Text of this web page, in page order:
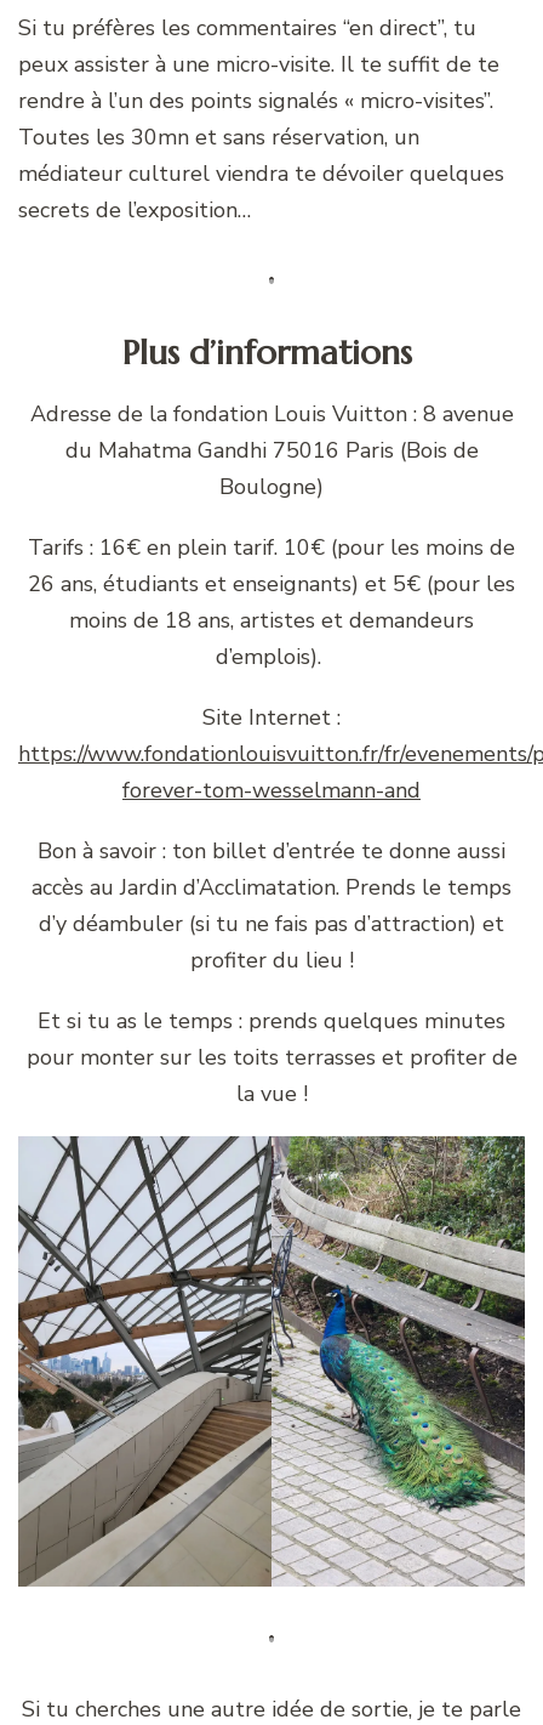
Si tu préfères les commentaires “en direct”, tu
peux assister à une micro-visite. Il te suffit de te
rendre à l’un des points signalés « micro-visites”.
Toutes les 30mn et sans réservation, un
médiateur culturel viendra te dévoiler quelques
secrets de l’exposition…
Plus d’informations
Adresse de la fondation Louis Vuitton : 8 avenue
du Mahatma Gandhi 75016 Paris (Bois de
Boulogne)
Tarifs : 16€ en plein tarif. 10€ (pour les moins de
26 ans, étudiants et enseignants) et 5€ (pour les
moins de 18 ans, artistes et demandeurs
d’emplois).
Site Internet :
https://www.fondationlouisvuitton.fr/fr/evenements/
forever-tom-wesselmann-and
Bon à savoir : ton billet d’entrée te donne aussi
accès au Jardin d’Acclimatation. Prends le temps
d’y déambuler (si tu ne fais pas d’attraction) et
profiter du lieu !
Et si tu as le temps : prends quelques minutes
pour monter sur les toits terrasses et profiter de
la vue !
Si tu cherches une autre idée de sortie, je te parle